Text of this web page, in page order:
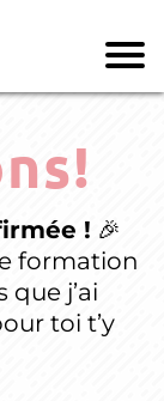
! 🎉
formation
que j’ai
toi t’y